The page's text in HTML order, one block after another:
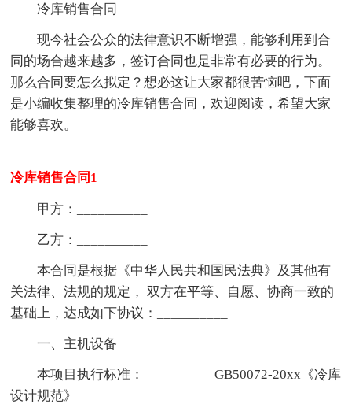
冷库销售合同
现今社会公众的法律意识不断增强，能够利用到合
同的场合越来越多，签订合同也是非常有必要的行为。
那么合同要怎么拟定？想必这让大家都很苦恼吧，下面
是小编收集整理的冷库销售合同，欢迎阅读，希望大家
能够喜欢。
冷库销售合同1
甲方：__________
乙方：__________
本合同是根据《中华人民共和国民法典》及其他有
关法律、法规的规定， 双方在平等、自愿、协商一致的
基础上，达成如下协议：__________
一、主机设备
本项目执行标准：__________GB50072-20xx《冷库
设计规范》